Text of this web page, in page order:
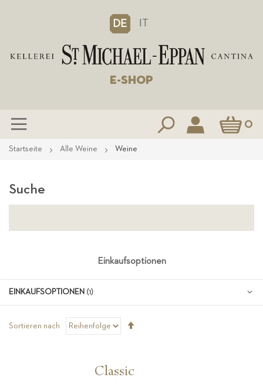
DE IT
E-SHOP
Mein 0
Zum
Startseite Alle Weine Weine
Sortieren nach
Classic
Suche
Einkaufsoptionen
EINKAUFSOPTIONEN